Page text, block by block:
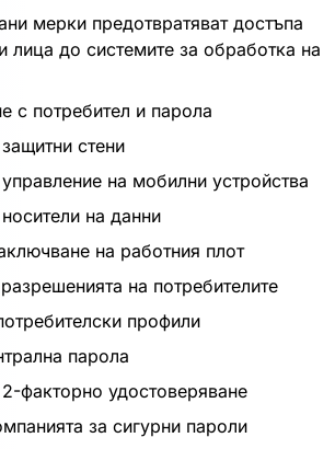
мерки предотвратяват достъпа
лица до системите за обработка на
с потребител и парола
стени
на мобилни устройства
на данни
на работния плот
на потребителите
профили
парола
факторно удостоверяване
за сигурни пароли